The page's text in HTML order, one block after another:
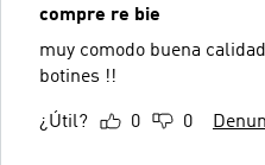
compre re bie
muy comodo buena
botines !!
¿Útil? 0 0